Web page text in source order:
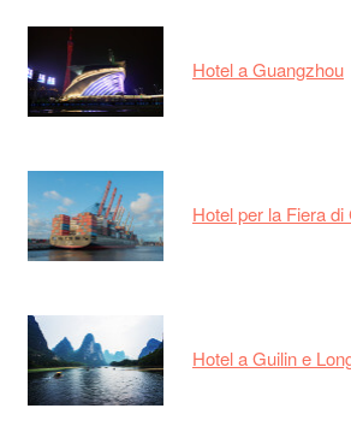
Hotel a Guangzhou
Hotel per la Fiera di
Hotel a Guilin e